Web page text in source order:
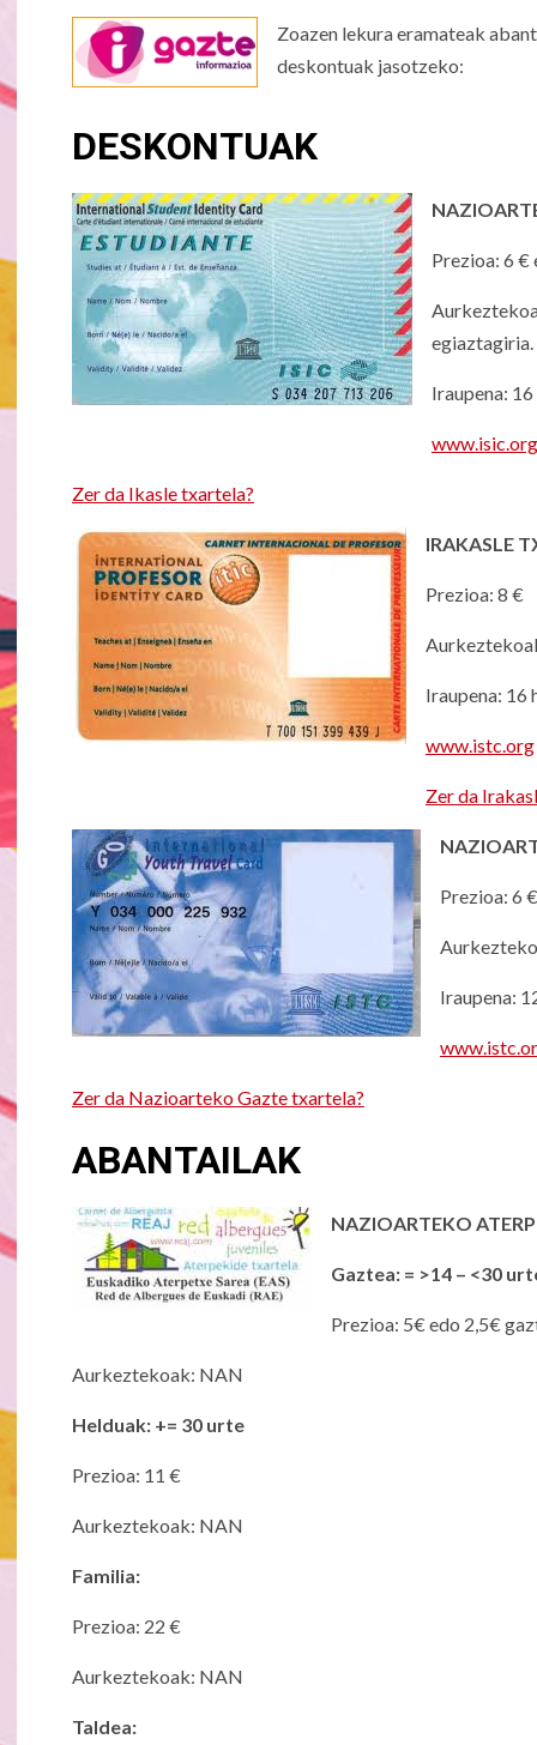
Zoazen lekura eramateak
deskontuak jasotzeko:
DESKONTUAK
Prezioa: 6
egiaztagiria.
Iraupena:
www.isic.org
Zer da Ikasle txartela?
IRAKASLE
Prezioa: 8 €
Iraupena: 16
www.istc.org
Zer da
Prezioa: 6 €
Iraupena:
Zer da Nazioarteko Gazte txartela?
ABANTAILAK
NAZIOARTEKO
Gaztea: = >14 – <30
Prezioa: 5€ edo 2,5€
Aurkeztekoak: NAN
Helduak: += 30 urte
Prezioa: 11 €
Aurkeztekoak: NAN
Familia:
Prezioa: 22 €
Aurkeztekoak: NAN
Taldea: